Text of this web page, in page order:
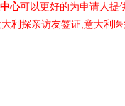
心可以更好的为申请人提
利探亲访友签证,意大利